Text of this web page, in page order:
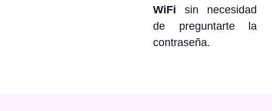
WiFi sin necesidad
de preguntarte la
contraseña.